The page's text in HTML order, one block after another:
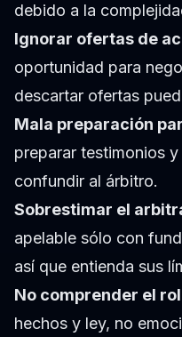
debido a la
Ignorar ofertas de
oportunidad para
descartar ofertas
Mala preparación
preparar testimonios
confundir al árbitro.
Sobrestimar el
apelable sólo con
así que entienda sus
No comprender el
hechos y ley, no